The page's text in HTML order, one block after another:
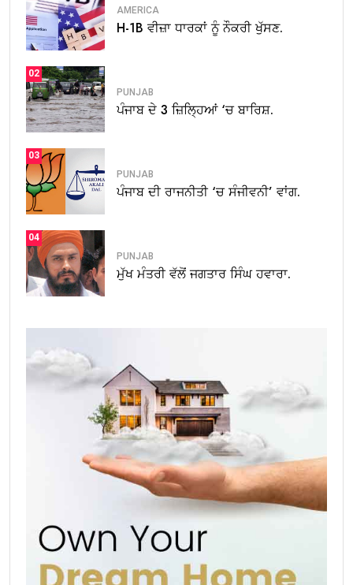
AMERICA
H-1B ਵੀਜ਼ਾ ਧਾਰਕਾਂ ਨੂੰ ਨੌਕਰੀ ਖੁੱਸਣ.
02
PUNJAB
ਪੰਜਾਬ ਦੇ 3 ਜ਼ਿਲ੍ਹਿਆਂ ‘ਚ ਬਾਰਿਸ਼.
03
PUNJAB
ਪੰਜਾਬ ਦੀ ਰਾਜਨੀਤੀ ‘ਚ ਸੰਜੀਵਨੀ’ ਵਾਂਗ.
04
PUNJAB
ਮੁੱਖ ਮੰਤਰੀ ਵੱਲੋਂ ਜਗਤਾਰ ਸਿੰਘ ਹਵਾਰਾ.